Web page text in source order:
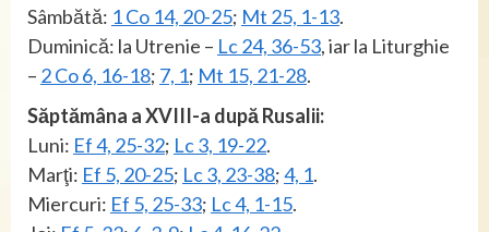
Sâmbătă: 1 Co 14, 20-25; Mt 25, 1-13.
Duminică: la Utrenie – Lc 24, 36-53, iar la Liturghie
– 2 Co 6, 16-18; 7, 1; Mt 15, 21-28.
Săptămâna a XVIII-a după Rusalii:
Luni: Ef 4, 25-32; Lc 3, 19-22.
Marţi: Ef 5, 20-25; Lc 3, 23-38;4, 1.
Miercuri: Ef 5, 25-33; Lc 4, 1-15.